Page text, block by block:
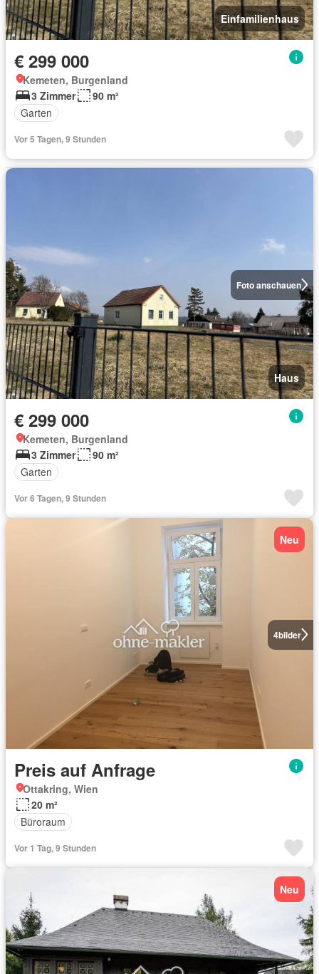
Einfamilienhaus
€ 299 000
Kemeten, Burgenland
3 Zimmer
90 m²
Garten
Vor 5 Tagen, 9 Stunden
Foto anschauen
Haus
€ 299 000
Kemeten, Burgenland
3 Zimmer
90 m²
Garten
Vor 6 Tagen, 9 Stunden
4bilder
Neu
Preis auf Anfrage
Ottakring, Wien
20 m²
Büroraum
Vor 1 Tag, 9 Stunden
Neu